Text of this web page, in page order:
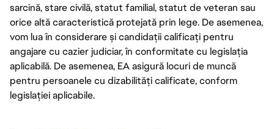
sarcină, stare civilă, statut familial, statut de veteran sau
orice altă caracteristică protejată prin lege. De asemenea,
vom lua în considerare și candidații calificați pentru
angajare cu cazier judiciar, în conformitate cu legislația
aplicabilă. De asemenea, EA asigură locuri de muncă
pentru persoanele cu dizabilități calificate, conform
legislației aplicabile.